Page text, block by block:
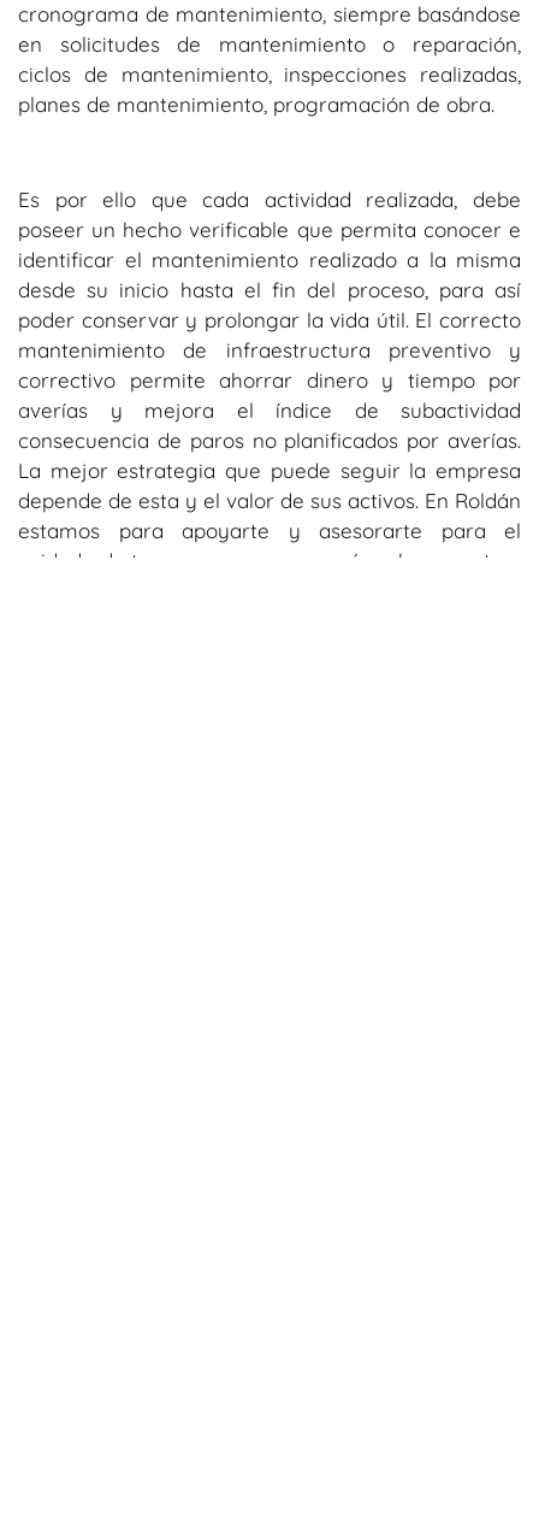
cronograma de mantenimiento, siempre basándose
en solicitudes de mantenimiento o reparación,
ciclos de mantenimiento, inspecciones realizadas,
planes de mantenimiento, programación de obra.
Es por ello que cada actividad realizada, debe
poseer un hecho verificable que permita conocer e
identificar el mantenimiento realizado a la misma
desde su inicio hasta el fin del proceso, para así
poder conservar y prolongar la vida útil. El correcto
mantenimiento de infraestructura preventivo y
correctivo permite ahorrar dinero y tiempo por
averías y mejora el índice de subactividad
consecuencia de paros no planificados por averías.
La mejor estrategia que puede seguir la empresa
depende de esta y el valor de sus activos. En Roldán
estamos para apoyarte y asesorarte para el
cuidado de tu empresa, conoce más sobre nuestros